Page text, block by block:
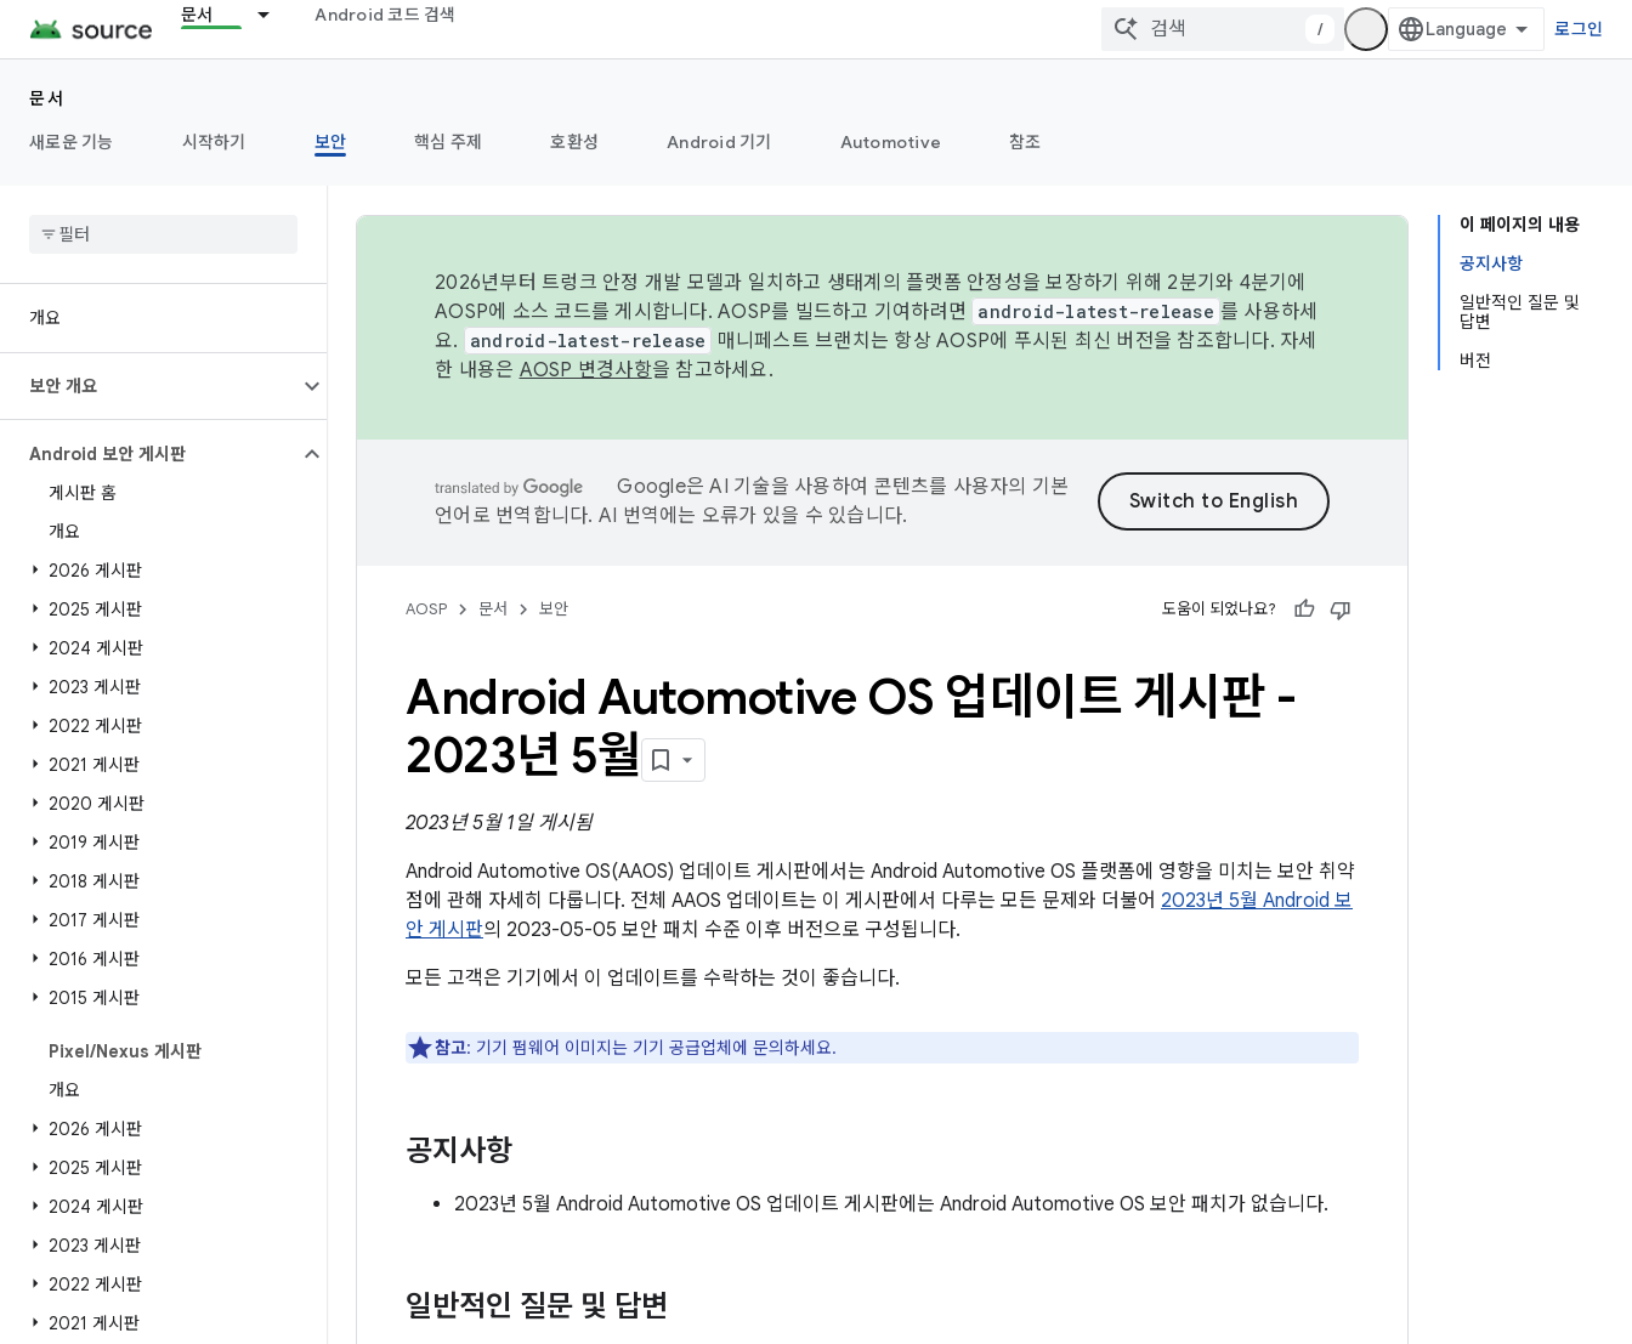
문서 Android 코드 검색
/ 로그인
문서
새로운 기능
시작하기 보안 핵심 주제 호환성 Android 기기 Automotive 참조
개요
보안 개요
Android 보안 게시판
게시판 홈
개요
2026 게시판
2025 게시판
2024 게시판
2023 게시판
2022 게시판
2021 게시판
2020 게시판
2019 게시판
2018 게시판
2017 게시판
2016 게시판
2015 게시판
Pixel/Nexus 게시판
개요
2026 게시판
2025 게시판
2024 게시판
2023 게시판
2022 게시판
2021 게시판
이 페이지의 내용
공지사항
일반적인 질문 및
답변
버전
2026년부터 트렁크 안정 개발 모델과 일치하고 생태계의 플랫폼 안정성을 보장하기 위해 2분기와 4분기에
AOSP에 소스 코드를 게시합니다. AOSP를 빌드하고 기여하려면
android-latest-release 를 사용하세
요.
android-latest-release
매니페스트 브랜치는 항상 AOSP에 푸시된 최신 버전을 참조합니다. 자세
한 내용은 AOSP 변경사항을 참고하세요.
Google은 AI 기술을 사용하여 콘텐츠를 사용자의 기본
언어로 번역합니다. AI 번역에는 오류가 있을 수 있습니다.
AOSP 문서 보안 도움이 되었나요?
Android Automotive OS 업데이트 게시판 -
2023년 5월
2023년 5월 1일 게시됨
Android Automotive OS(AAOS) 업데이트 게시판에서는 Android Automotive OS 플랫폼에 영향을 미치는 보안 취약
점에 관해 자세히 다룹니다. 전체 AAOS 업데이트는 이 게시판에서 다루는 모든 문제와 더불어 2023년 5월 Android 보
안 게시판의 2023-05-05 보안 패치 수준 이후 버전으로 구성됩니다.
모든 고객은 기기에서 이 업데이트를 수락하는 것이 좋습니다.
참고: 기기 펌웨어 이미지는 기기 공급업체에 문의하세요.
공지사항
2023년 5월 Android Automotive OS 업데이트 게시판에는 Android Automotive OS 보안 패치가 없습니다.
일반적인 질문 및 답변